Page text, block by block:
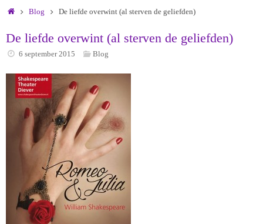
HomeBlog De liefde overwint (al sterven de geliefden)
De liefde overwint (al sterven de geliefden)
6 september 2015 Blog